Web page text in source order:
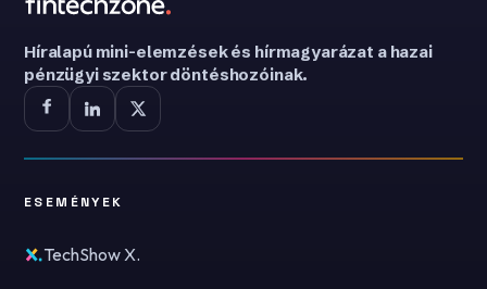
Híralapú mini-elemzések és hírmagyarázat a hazai
pénzügyi szektor döntéshozóinak.
ESEMÉNYEK
TechShow X.